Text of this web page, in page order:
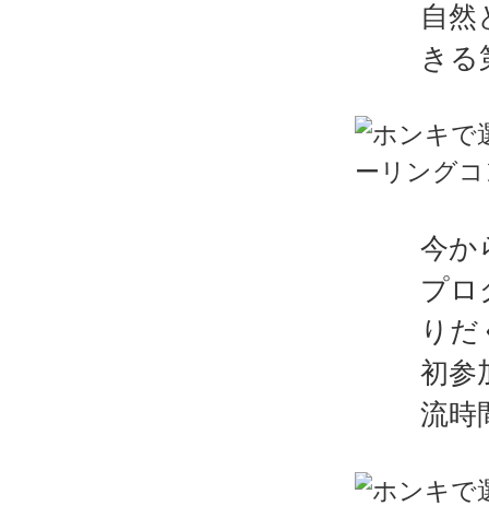
自然
き
今か
プロ
りだ
初参
流時